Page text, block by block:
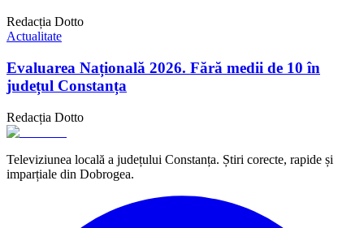
Redacția Dotto
Actualitate
Evaluarea Națională 2026. Fără medii de 10 în
județul Constanța
Redacția Dotto
Televiziunea locală a județului Constanța. Știri corecte, rapide și
imparțiale din Dobrogea.